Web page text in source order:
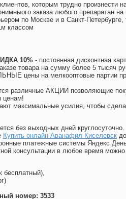
которым трудно произнести
заказа любого препаратан
по Москве и в Санкт-
классом
10% - постоянная дисконтная
товара на сумму более 5 тысяч
цены на мелкооптовые партии
различные АКЦИИ позволяющие
ценам!
максимальные усилия, чтобы
без выходных дней
Купить онлайн Аванафил Киселевск
платежные системы Яндекс
консультации в любое время можно
бесплатный),
номер: 3533